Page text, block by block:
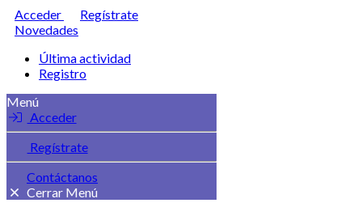
Acceder
Regístrate
Novedades
Última actividad
Registro
Menú
Acceder
Regístrate
Contáctanos
Cerrar Menú